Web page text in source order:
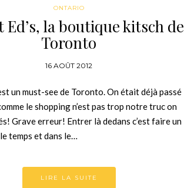
ONTARIO
Ed’s, la boutique kitsch de
Toronto
16 AOÛT 2012
un must-see de Toronto. On était déjà passé
le shopping n’est pas trop notre truc on
Grave erreur! Entrer là dedans c’est faire un
temps et dans le…
LIRE LA SUITE